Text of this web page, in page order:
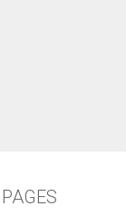
PAGES